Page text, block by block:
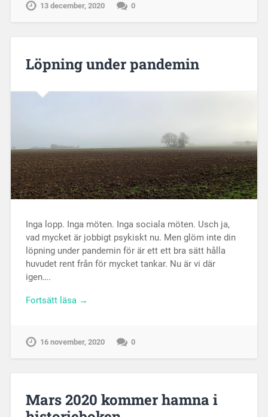
13 december, 2020 0
Löpning under pandemin
Inga lopp. Inga möten. Inga sociala möten. Usch ja,
vad mycket är jobbigt psykiskt nu. Men glöm inte din
löpning under pandemin för är ett ett bra sätt hålla
huvudet rent från för mycket tankar. Nu är vi där
igen….
Fortsätt läsa →
16 november, 2020 0
Mars 2020 kommer hamna i